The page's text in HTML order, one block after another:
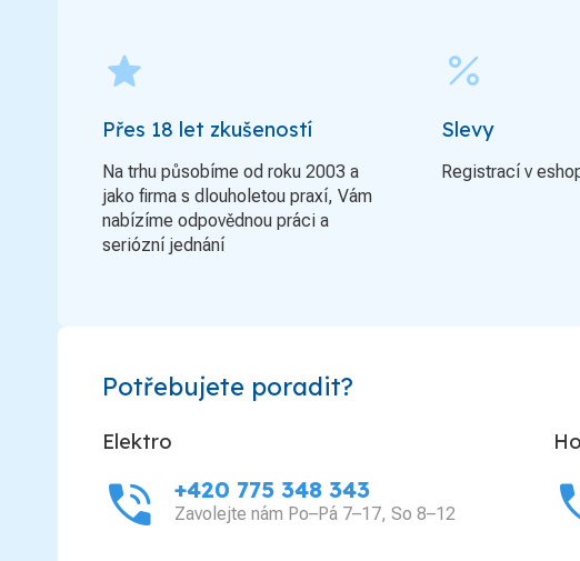
grade
Přes 18 let zkušeností
Na trhu působíme od roku 2003 a
jako firma s dlouholetou praxí, Vám
nabízíme odpovědnou práci a
seriózní jednání
percent
Slevy
Registrací v
Potřebujete poradit?
Elektro
phone_in_talk +420 775 348 343
Zavolejte nám Po–Pá 7–17, So 8–12